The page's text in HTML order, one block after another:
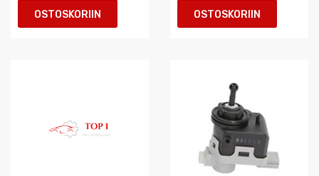
OSTOSKORIIN OSTOSKORIIN